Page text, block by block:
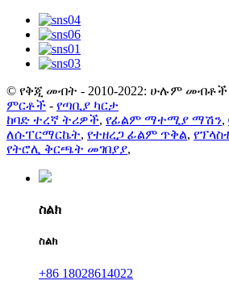
© የቅጂ መብት - 2010-2022: ሁሉም
ምርቶች - የጣቢያ ካርታ
ከባድ ተረኛ ትሪዎች, የፊልም ማተሚያ ማሽን,
ለሱፐርማርኬት, የተዘረጋ ፊልም ጥቅል,
የትሮሊ ቅርጫት መገበያያ,
ስልክ
ስልክ
+86 18028614022